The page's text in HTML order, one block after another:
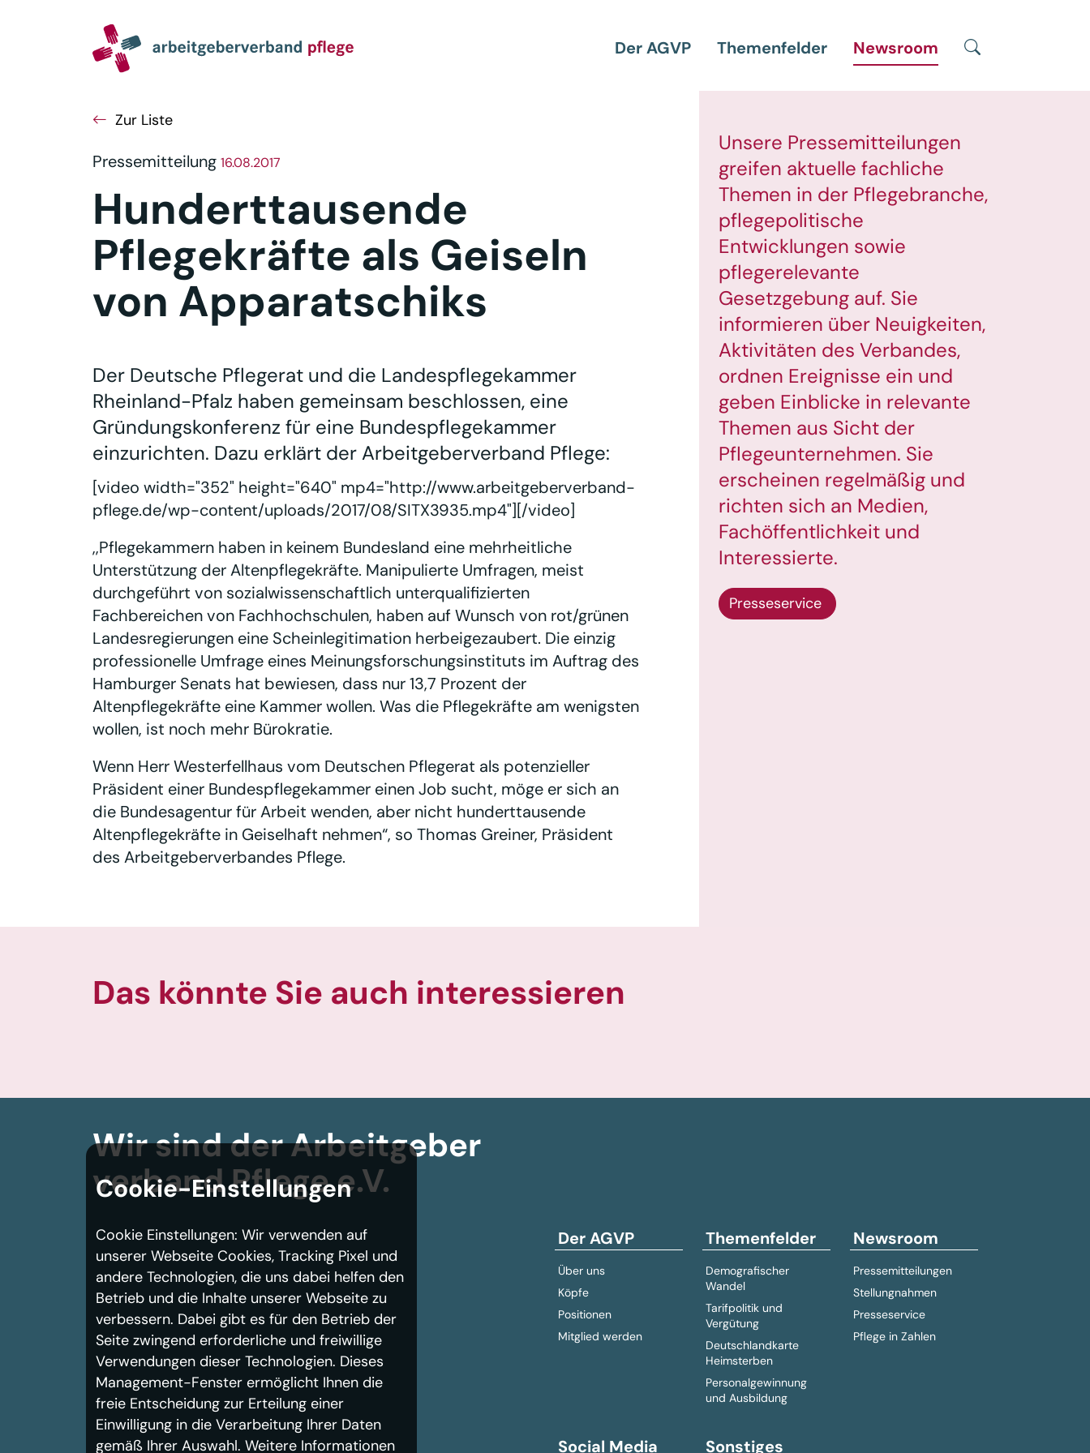
Der AGVP
Themenfelder Newsroom
Zur Liste
Pressemitteilung 16.08.2017
Hunderttausende
Pflegekräfte als Geiseln
von Apparatschiks
Der Deutsche Pflegerat und die Landespflegekammer
Rheinland-Pfalz haben gemeinsam beschlossen, eine
Gründungskonferenz für eine Bundespflegekammer
einzurichten. Dazu erklärt der Arbeitgeberverband Pflege:
[video width="352" height="640" mp4="http://www.arbeitgeberverband-
pflege.de/wp-content/uploads/2017/08/SITX3935.mp4"][/video]
,,Pflegekammern haben in keinem Bundesland eine mehrheitliche
Unterstützung der Altenpflegekräfte. Manipulierte Umfragen, meist
durchgeführt von sozialwissenschaftlich unterqualifizierten
Fachbereichen von Fachhochschulen, haben auf Wunsch von rot/grünen
Landesregierungen eine Scheinlegitimation herbeigezaubert. Die einzig
professionelle Umfrage eines Meinungsforschungsinstituts im Auftrag des
Hamburger Senats hat bewiesen, dass nur 13,7 Prozent der
Altenpflegekräfte eine Kammer wollen. Was die Pflegekräfte am wenigsten
wollen, ist noch mehr Bürokratie.
Wenn Herr Westerfellhaus vom Deutschen Pflegerat als potenzieller
Präsident einer Bundespflegekammer einen Job sucht, möge er sich an
die Bundesagentur für Arbeit wenden, aber nicht hunderttausende
Altenpflegekräfte in Geiselhaft nehmen“, so Thomas Greiner, Präsident
des Arbeitgeberverbandes Pflege.
Unsere Pressemitteilungen
greifen aktuelle fachliche
Themen in der Pflegebranche,
pflegepolitische
Entwicklungen sowie
pflegerelevante
Gesetzgebung auf. Sie
informieren über Neuigkeiten,
Aktivitäten des Verbandes,
ordnen Ereignisse ein und
geben Einblicke in relevante
Themen aus Sicht der
Pflegeunternehmen. Sie
erscheinen regelmäßig und
richten sich an Medien,
Fachöffentlichkeit und
Interessierte.
Presseservice
Das könnte Sie auch interessieren
Wir sind der Arbeitgeber­
verbandPflege e.V.
Der AGVP
Über uns
Köpfe
Positionen
Mitglied werden
Themenfelder
Demografischer
Wandel
Tarifpolitik und
Vergütung
Deutschlandkarte
Heimsterben
Personalgewinnung
und Ausbildung
Newsroom
Pressemitteilungen
Stellungnahmen
Presseservice
Pflege in Zahlen
Social Media Sonstiges
Cookie-Einstellungen
Cookie Einstellungen: Wir verwenden auf
unserer Webseite Cookies, Tracking Pixel und
andere Technologien, die uns dabei helfen den
Betrieb und die Inhalte unserer Webseite zu
verbessern. Dabei gibt es für den Betrieb der
Seite zwingend erforderliche und freiwillige
Verwendungen dieser Technologien. Dieses
Management-Fenster ermöglicht Ihnen die
freie Entscheidung zur Erteilung einer
Einwilligung in die Verarbeitung Ihrer Daten
gemäß Ihrer Auswahl. Weitere Informationen